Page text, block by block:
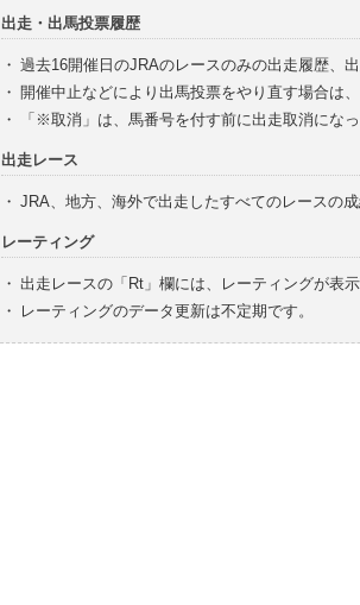
出走・出馬投票履歴
・ 過去16開催日のJRAのレースのみの出走履歴、
・ 開催中止などにより出馬投票をやり直す場合は
・
「※取消」は、馬番号を付す前に出走取消にな
出走レース
・ JRA、地方、海外で出走したすべてのレースの
レーティング
・ 出走レースの「Rt」欄には、レーティングが表
・
レーティングのデータ更新は不定期です。